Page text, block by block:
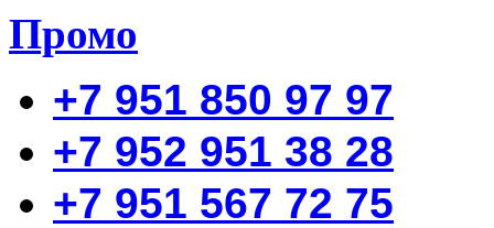
Промо
+7 951 850 97 97
+7 952 951 38 28
+7 951 567 72 75